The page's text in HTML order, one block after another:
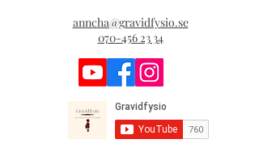
anncha@gravidfysio.se
070-456 23 34